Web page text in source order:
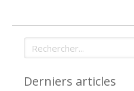
Rechercher
Derniers articles